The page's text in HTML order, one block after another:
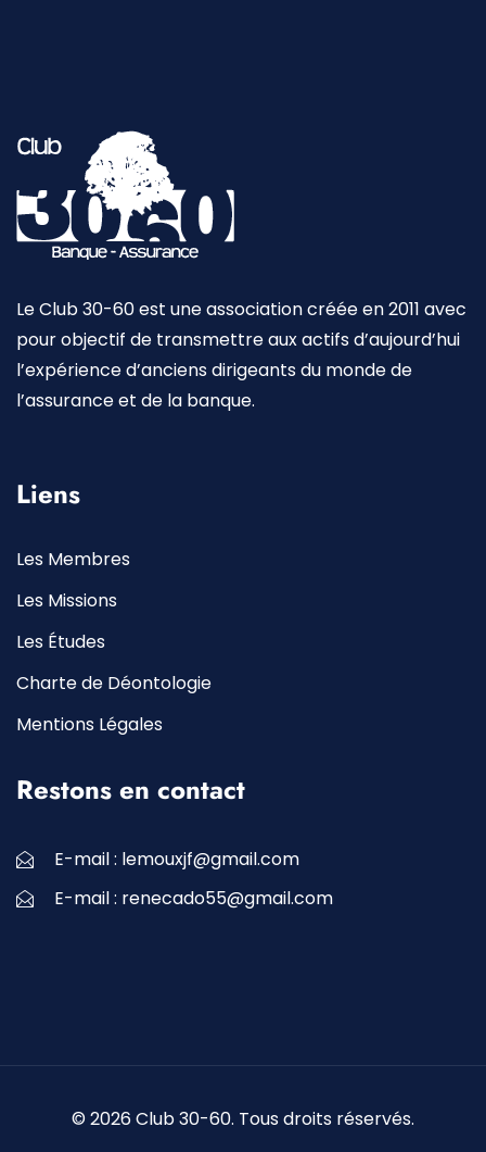
Le Club 30-60 est une association créée en 2011 avec
pour objectif de transmettre aux actifs d’aujourd’hui
l’expérience d’anciens dirigeants du monde de
l’assurance et de la banque.
Liens
Les Membres
Les Missions
Les Études
Charte de Déontologie
Mentions Légales
Restons en contact
E-mail : lemouxjf@gmail.com
E-mail : renecado55@gmail.com
© 2026Club 30-60. Tous droits réservés.